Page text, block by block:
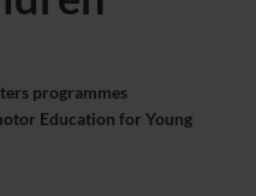
programmes
Education for Young